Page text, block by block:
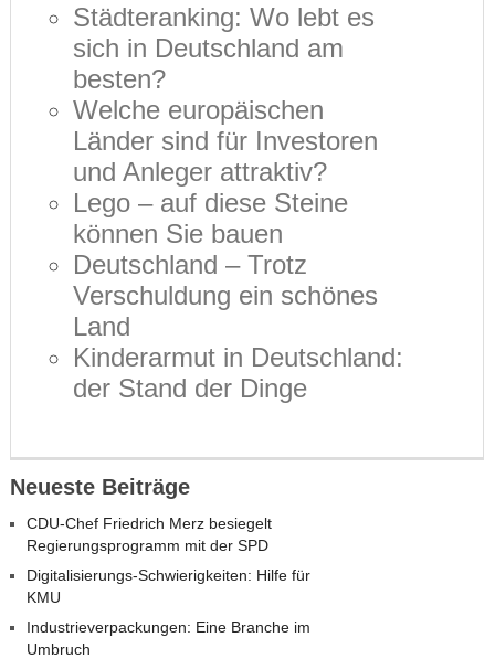
Städteranking: Wo lebt es
sich in Deutschland am
besten?
Welche europäischen
Länder sind für Investoren
und Anleger attraktiv?
Lego – auf diese Steine
können Sie bauen
Deutschland – Trotz
Verschuldung ein schönes
Land
Kinderarmut in Deutschland:
der Stand der Dinge
Neueste Beiträge
CDU-Chef Friedrich Merz besiegelt
Regierungsprogramm mit der SPD
Digitalisierungs-Schwierigkeiten: Hilfe für
KMU
Industrieverpackungen: Eine Branche im
Umbruch